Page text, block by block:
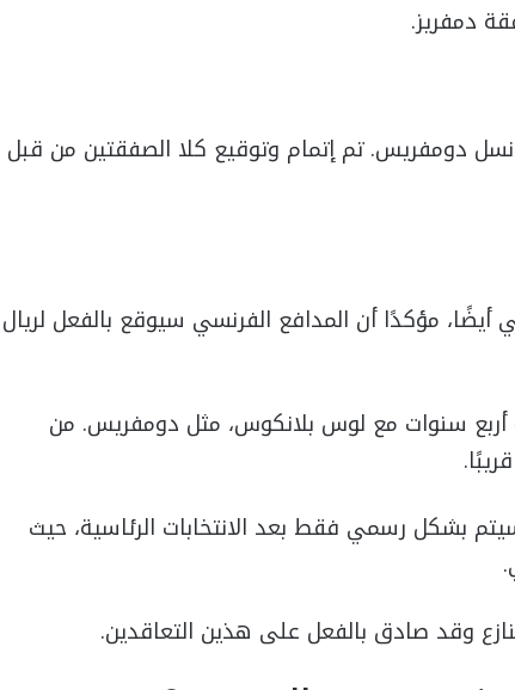
دمفريز.
دومفريس. تم إتمام وتوقيع كلا الصفقتين من قبل
مؤكدًا أن المدافع الفرنسي سيوقع بالفعل لريال
أربع سنوات مع لوس بلانكوس، مثل دومفريس. من
بشكل رسمي فقط بعد الانتخابات الرئاسية، حيث
وقد صادق بالفعل على هذين التعاقدين.